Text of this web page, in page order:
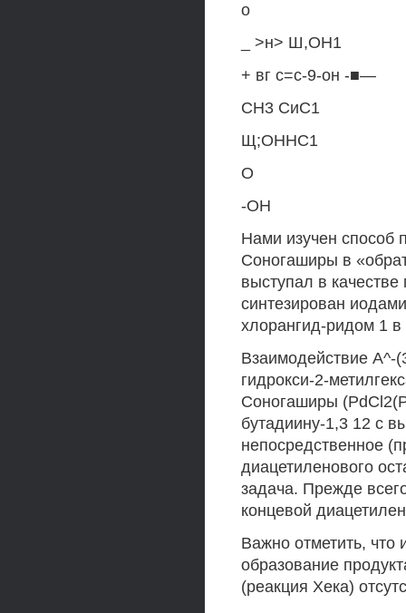
о
_ >н> Ш,ОН1
+ вг с=с-9-он -■—
СН3 СиС1
Щ;ОННС1
О
-ОН
Нами изучен способ
Соногаширы в
выступал в
синтезирован
хлорангид-ридом 1
Взаимодействие А^-
гидрокси-2-
Соногаширы
бутадиину-1,3 12 с
непосредственное
диацетиленового
задача. Прежде
концевой
Важно отметить, что
образование
(реакция Хека)